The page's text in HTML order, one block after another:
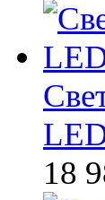
18